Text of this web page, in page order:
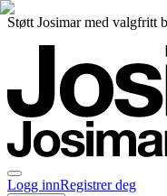
Støtt Josimar med valgfritt
Logg innRegistrer deg